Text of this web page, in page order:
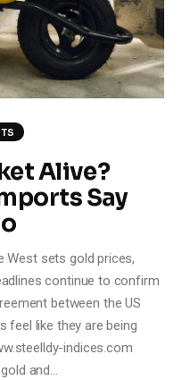
Alive?
Say
West sets gold prices,
continue to confirm
between the US
feel like they are being
indices.com
and…